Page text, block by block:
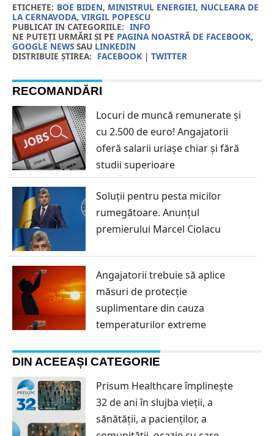
ETICHETE: BOE BIDEN, MINISTRUL ENERGIEI, NUCLEARA DE
LA CERNAVODA, VIRGIL POPESCU
PUBLICAT IN CATEGORIILE: INFO
NE PUTEȚI URMĂRI ȘI PE PAGINA NOASTRĂ DE FACEBOOK,
GOOGLE NEWSSAU LINKEDIN
DISTRIBUIE ȘTIREA: FACEBOOK| TWITTER
RECOMANDĂRI
Locuri de muncă remunerate și
cu 2.500 de euro! Angajatorii
oferă salarii uriașe chiar și fără
studii superioare
Soluții pentru pesta micilor
rumegătoare. Anunțul
premierului Marcel Ciolacu
Angajatorii trebuie să aplice
măsuri de protecție
suplimentare din cauza
temperaturilor extreme
DIN ACEEAȘI CATEGORIE
Prisum Healthcare împlinește
32 de ani în slujba vieții, a
sănătății, a pacienților, a